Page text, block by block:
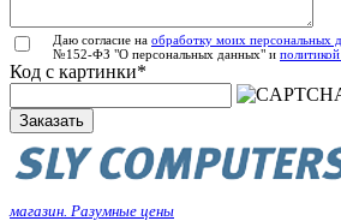
Даю согласие на обработку моих персональных
№152-ФЗ "О персональных данных" и
Код с картинки*
Заказать
магазин. Разумные цены